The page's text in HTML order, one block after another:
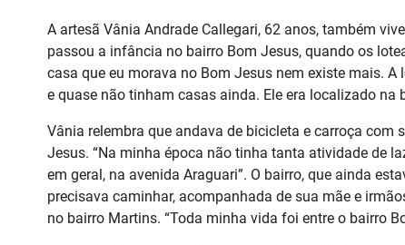
A artesã Vânia Andrade Callegari, 62 anos, também
passou a infância no bairro Bom Jesus, quando os
casa que eu morava no Bom Jesus nem existe mais.
e quase não tinham casas ainda. Ele era localizado
Vânia relembra que andava de bicicleta e carroça
Jesus. “Na minha época não tinha tanta atividade de
em geral, na avenida Araguari”. O bairro, que ainda
precisava caminhar, acompanhada de sua mãe e
no bairro Martins. “Toda minha vida foi entre o bairro